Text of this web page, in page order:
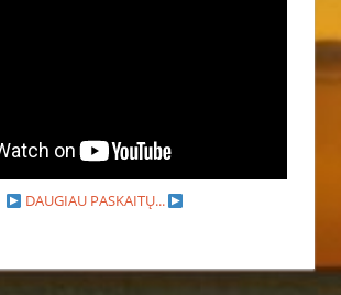
DAUGIAU PASKAITŲ...